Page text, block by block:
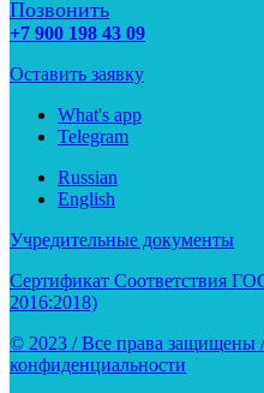
Позвонить
+7 900 198 43 09
Оставить заявку
What's app
Telegram
Russian
English
Учредительные документы
Сертификат Соответствия
2016:2018)
© 2023 / Все права защищены
конфиденциальности